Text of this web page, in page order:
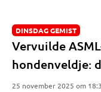
DINSDAG GEMIST
Vervuilde
hondenveldje:
25 november 2025 om